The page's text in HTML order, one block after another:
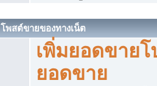
โพสต์ขายของทางเน็ต
เพิ่มยอดขาย
ยอดขาย